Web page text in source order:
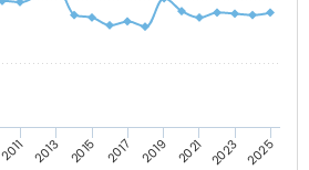
2011 2013 2015 2017 2019 2021 2023 2025